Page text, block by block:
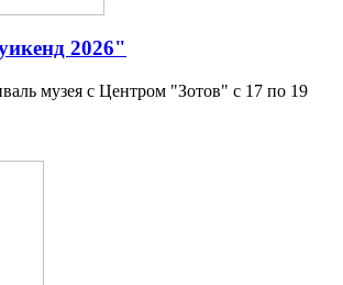
2026"
музея с Центром "Зотов" с 17 по 19